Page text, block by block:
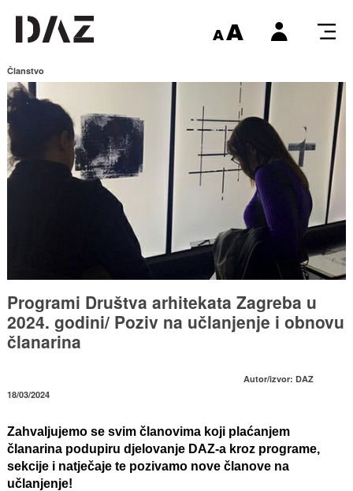
Članstvo
Programi Društva arhitekata Zagreba u
2024. godini/ Poziv na učlanjenje i obnovu
članarina
Autor/izvor: DAZ
18/03/2024
Zahvaljujemo se svim članovima koji plaćanjem
članarina podupiru djelovanje DAZ-a kroz programe,
sekcije i natječaje te pozivamo nove članove na
učlanjenje!